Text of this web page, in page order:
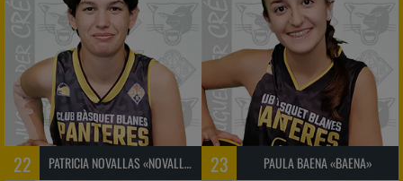
22 PATRICIA NOVALLAS «NOVALLAS» 23 PAULA BAENA «BAENA»